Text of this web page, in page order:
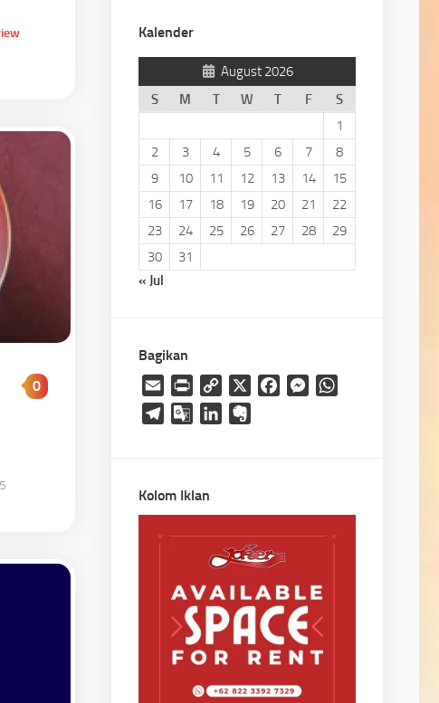
0
Kalender
August 2026
S
M T W T F
S
1
2
3 4 5 6 7
8
9
10 11 12 13 14
15
16
17 18 19 20 21
22
23
24 25 26 27 28
29
30
31
« Jul
Bagikan
Email
Print
Copy
Link
FacebookMessenger
TelegramGoogleLinkedIn
Kolom Iklan